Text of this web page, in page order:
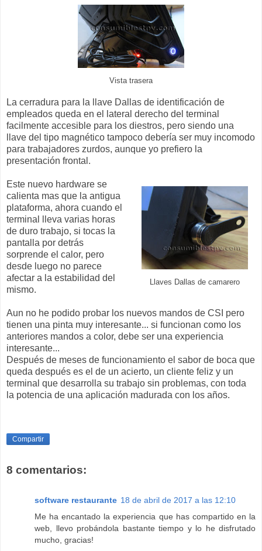
Vista trasera
La cerradura para la llave Dallas de identificación de
empleados queda en el lateral derecho del terminal
facilmente accesible para los diestros, pero siendo una
llave del tipo magnético tampoco debería ser muy incomodo
para trabajadores zurdos, aunque yo prefiero la
presentación frontal.
Llaves Dallas de camarero
Este nuevo hardware se
calienta mas que la antigua
plataforma, ahora cuando el
terminal lleva varias horas
de duro trabajo, si tocas la
pantalla por detrás
sorprende el calor, pero
desde luego no parece
afectar a la estabilidad del
mismo.
Aun no he podido probar los nuevos mandos de CSI pero
tienen una pinta muy interesante... si funcionan como los
anteriores mandos a color, debe ser una experiencia
interesante...
Después de meses de funcionamiento el sabor de boca que
queda después es el de un acierto, un cliente feliz y un
terminal que desarrolla su trabajo sin problemas, con toda
la potencia de una aplicación madurada con los años.
Compartir
8 comentarios:
software restaurante 18 de abril de 2017 a las 12:10
Me ha encantado la experiencia que has compartido en la
web, llevo probándola bastante tiempo y lo he disfrutado
mucho, gracias!